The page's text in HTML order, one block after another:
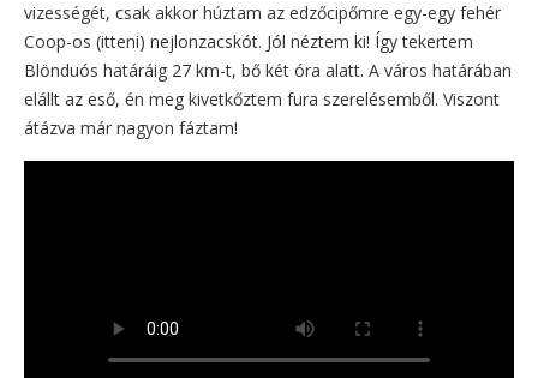
vizességét, csak akkor húztam az edzőcipőmre egy-egy fehér
Coop-os (itteni) nejlonzacskót. Jól néztem ki! Így tekertem
Blönduós határáig 27 km-t, bő két óra alatt. A város határában
elállt az eső, én meg kivetkőztem fura szerelésemből. Viszont
átázva már nagyon fáztam!